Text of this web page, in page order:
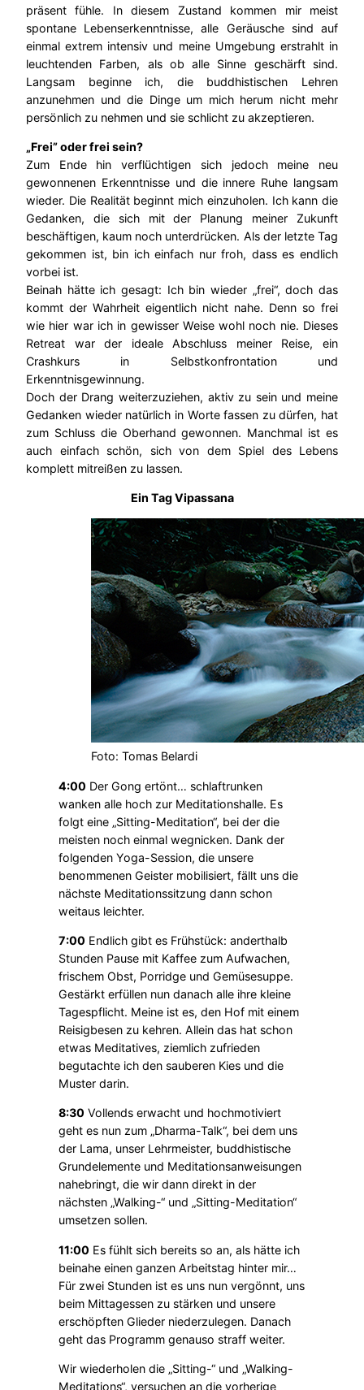
präsent fühle. In diesem Zustand kommen mir meist
spontane Lebenserkenntnisse, alle Geräusche sind auf
einmal extrem intensiv und meine Umgebung erstrahlt in
leuchtenden Farben, als ob alle Sinne geschärft sind.
Langsam beginne ich, die buddhistischen Lehren
anzunehmen und die Dinge um mich herum nicht mehr
persönlich zu nehmen und sie schlicht zu akzeptieren.
„Frei” oder frei sein?
Zum Ende hin verflüchtigen sich jedoch meine neu
gewonnenen Erkenntnisse und die innere Ruhe langsam
wieder. Die Realität beginnt mich einzuholen. Ich kann die
Gedanken, die sich mit der Planung meiner Zukunft
beschäftigen, kaum noch unterdrücken. Als der letzte Tag
gekommen ist, bin ich einfach nur froh, dass es endlich
vorbei ist.
Beinah hätte ich gesagt: Ich bin wieder „frei“, doch das
kommt der Wahrheit eigentlich nicht nahe. Denn so frei
wie hier war ich in gewisser Weise wohl noch nie. Dieses
Retreat war der ideale Abschluss meiner Reise, ein
Crashkurs in Selbstkonfrontation und
Erkenntnisgewinnung.
Doch der Drang weiterzuziehen, aktiv zu sein und meine
Gedanken wieder natürlich in Worte fassen zu dürfen, hat
zum Schluss die Oberhand gewonnen. Manchmal ist es
auch einfach schön, sich von dem Spiel des Lebens
komplett mitreißen zu lassen.
Ein Tag Vipassana
Foto: Tomas Belardi
4:00 Der Gong ertönt… schlaftrunken
wanken alle hoch zur Meditationshalle. Es
folgt eine „Sitting-Meditation“, bei der die
meisten noch einmal wegnicken. Dank der
folgenden Yoga-Session, die unsere
benommenen Geister mobilisiert, fällt uns die
nächste Meditationssitzung dann schon
weitaus leichter.
7:00 Endlich gibt es Frühstück: anderthalb
Stunden Pause mit Kaffee zum Aufwachen,
frischem Obst, Porridge und Gemüsesuppe.
Gestärkt erfüllen nun danach alle ihre kleine
Tagespflicht. Meine ist es, den Hof mit einem
Reisigbesen zu kehren. Allein das hat schon
etwas Meditatives, ziemlich zufrieden
begutachte ich den sauberen Kies und die
Muster darin.
8:30 Vollends erwacht und hochmotiviert
geht es nun zum „Dharma-Talk“, bei dem uns
der Lama, unser Lehrmeister, buddhistische
Grundelemente und Meditationsanweisungen
nahebringt, die wir dann direkt in der
nächsten „Walking-“ und „Sitting-Meditation“
umsetzen sollen.
11:00 Es fühlt sich bereits so an, als hätte ich
beinahe einen ganzen Arbeitstag hinter mir…
Für zwei Stunden ist es uns nun vergönnt, uns
beim Mittagessen zu stärken und unsere
erschöpften Glieder niederzulegen. Danach
geht das Programm genauso straff weiter.
Wir wiederholen die „Sitting-“ und „Walking-
Meditations“, versuchen an die vorherige